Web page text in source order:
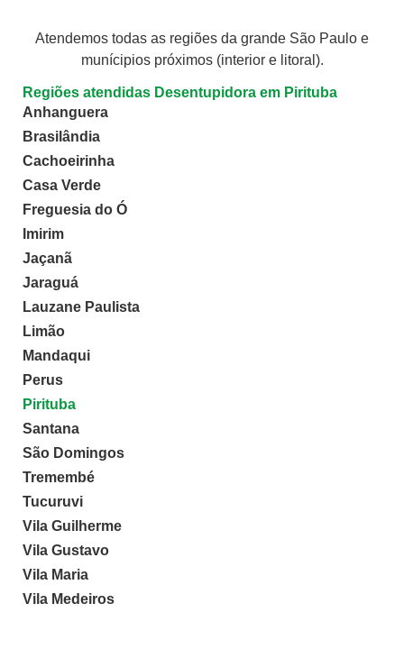
Atendemos todas as regiões da grande São Paulo e
munícipios próximos (interior e litoral).
Regiões atendidas Desentupidora em Pirituba
Anhanguera
Brasilândia
Cachoeirinha
Casa Verde
Freguesia do Ó
Imirim
Jaçanã
Jaraguá
Lauzane Paulista
Limão
Mandaqui
Perus
Pirituba
Santana
São Domingos
Tremembé
Tucuruvi
Vila Guilherme
Vila Gustavo
Vila Maria
Vila Medeiros